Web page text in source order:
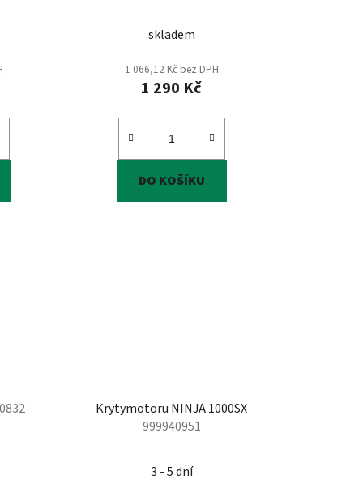
skladem
1 066,12 Kč bez DPH
1 290 Kč
DO KOŠÍKU
Krytymotoru NINJA 1000SX
999940951
3 - 5 dní